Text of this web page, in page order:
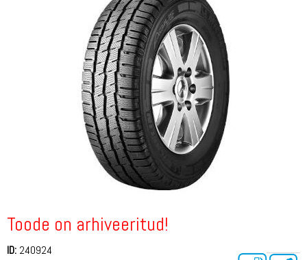
Toode on arhiveeritud!
ID: 240924